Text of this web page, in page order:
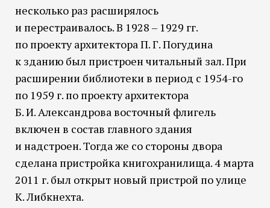
несколько раз расширялось
и перестраивалось. В 1928 – 1929 гг.
по проекту архитектора П. Г. Погудина
к зданию был пристроен читальный зал. При
расширении библиотеки в период с 1954-го
по 1959 г. по проекту архитектора
Б. И. Александрова восточный флигель
включен в состав главного здания
и надстроен. Тогда же со стороны двора
сделана пристройка книгохранилища. 4 марта
2011 г. был открыт новый пристрой по улице
К. Либкнехта.